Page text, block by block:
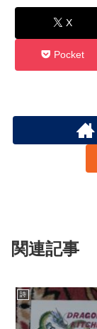
X
Pocket
関連記事
詩